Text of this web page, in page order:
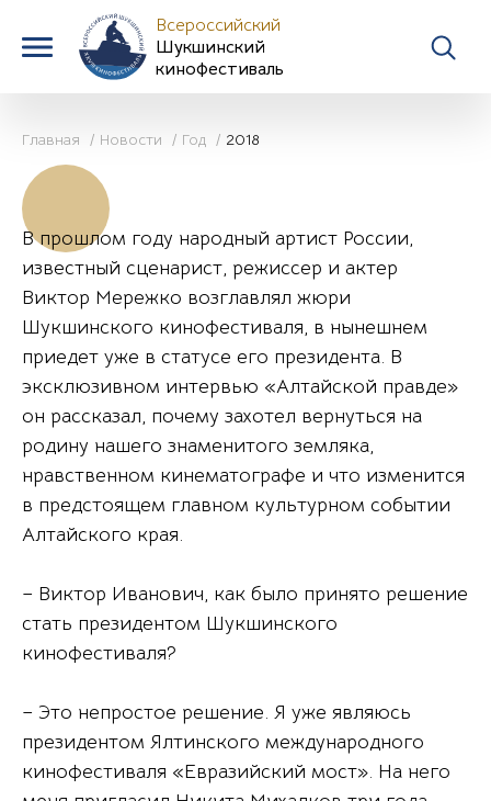
Всероссийский
Шукшинский
кинофестиваль
Главная Новости Год 2018
В прошлом году народный артист России,
известный сценарист, режиссер и актер
Виктор Мережко возглавлял жюри
Шукшинского кинофестиваля, в нынешнем
приедет уже в статусе его президента. В
эксклюзивном интервью «Алтайской правде»
он рассказал, почему захотел вернуться на
родину нашего знаменитого земляка,
нравственном кинематографе и что изменится
в предстоящем главном культурном событии
Алтайского края.
– Виктор Иванович, как было принято решение
стать президентом Шукшинского
кинофестиваля?
– Это непростое решение. Я уже являюсь
президентом Ялтинского международного
кинофестиваля «Евразийский мост». На него